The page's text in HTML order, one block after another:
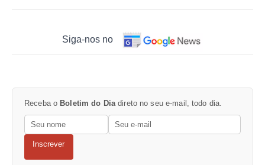
Siga-nos no
Receba o Boletim do Dia direto no seu e-mail, todo dia.
Inscrever